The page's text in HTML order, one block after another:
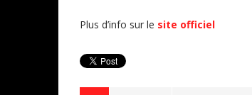
Plus d’info sur le site officiel